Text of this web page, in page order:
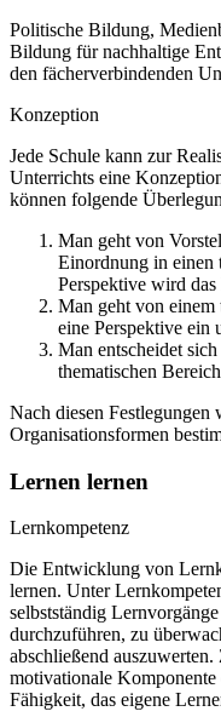
Politische Bildung,
Bildung für nachhaltige
den fächerverbindenden
Konzeption
Jede Schule kann zur
Unterrichts eine
können folgende
Man geht von
Einordnung in einen
Perspektive wird
Man geht von einem
eine Perspektive ein
Man entscheidet
thematischen
Nach diesen Festlegungen
Organisationsformen
Lernen lernen
Lernkompetenz
Die Entwicklung von
lernen. Unter
selbstständig
durchzuführen, zu
abschließend
motivationale Komponente
Fähigkeit, das eigene